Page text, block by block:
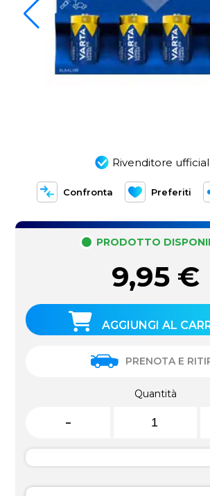
Rivenditore
Confronta Preferiti
PRODOTTO
9,95 €
AGGIUNGI AL
PRENOTA E
Quantità
-